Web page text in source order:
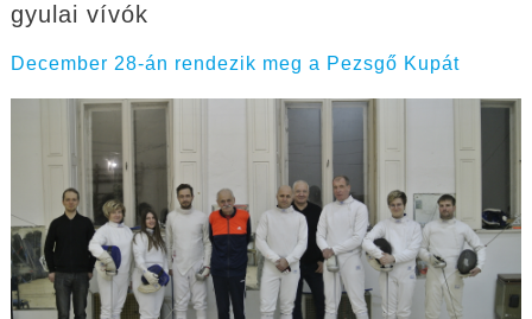
gyulai vívók
December 28-án rendezik meg a Pezsgő Kupát